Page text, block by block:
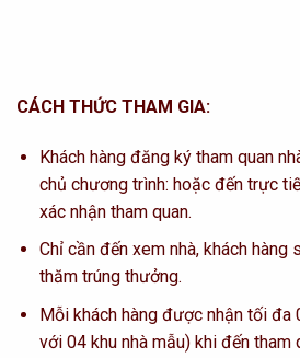
CÁCH THỨC THAM GIA:
Khách hàng đăng ký tham quan
chủ chương trình: hoặc đến trực
xác nhận tham quan.
Chỉ cần đến xem nhà, khách hàng
thăm trúng thưởng.
Mỗi khách hàng được nhận tối đa
với 04 khu nhà mẫu) khi đến tham